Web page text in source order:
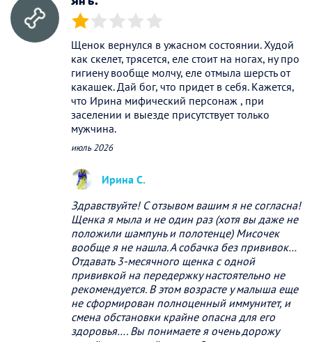
(*) ( ) ( ) ( ) ( )
Щенок вернулся в ужасном состоянии. Худой
как скелет, трясется, еле стоит на ногах, ну про
гигиену вообще молчу, еле отмыла шерсть от
какашек. Дай бог, что придет в себя. Кажется,
что Ирина мифический персонаж , при
заселении и выезде присутствует только
мужчина.
июль 2026
Ирина С.
Здравствуйте! С отзывом вашим я не согласна!
Щенка я мыла и не один раз (хотя вы даже не
положили шампунь и полотенце) Мисочек
вообще я не нашла. А собачка без прививок…
Отдавать 3-месячного щенка с одной
прививкой на передержку настоятельно не
рекомендуется. В этом возрасте у малыша еще
не сформирован полноценный иммунитет, и
смена обстановки крайне опасна для его
здоровья…. Вы понимаете я очень дорожу